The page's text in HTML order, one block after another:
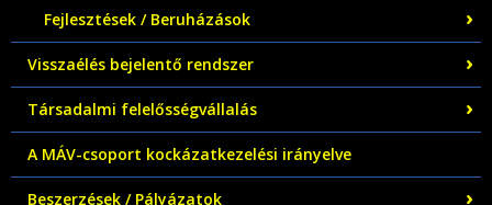
Fejlesztések / Beruházások
Visszaélés bejelentő rendszer
Társadalmi felelősségvállalás
A MÁV-csoport kockázatkezelési irányelve
Beszerzések / Pályázatok